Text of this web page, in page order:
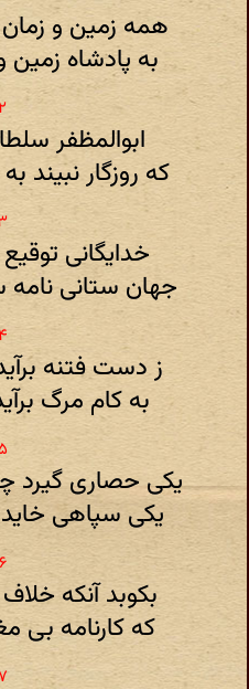
همه زمین و
به پادشاه زمین
ابوالمظفر
که روزگار نبیند
خدایگانی
جهان ستانی نامه
ز دست فتنه
به کام مرگ
یکی حصاری گیرد
یکی سپاهی
بکوبد آنکه
که کارنامه بی